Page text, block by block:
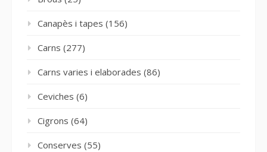
Canapès i tapes (156)
Carns (277)
Carns varies i elaborades (86)
Ceviches (6)
Cigrons (64)
Conserves (55)